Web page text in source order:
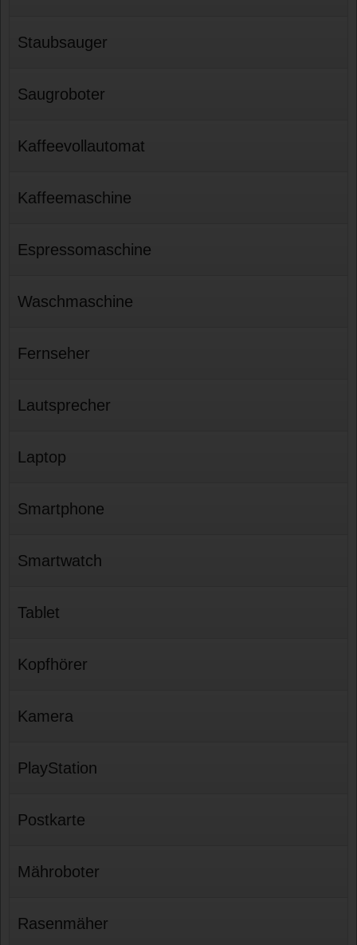
Staubsauger
Saugroboter
Kaffeevollautomat
Kaffeemaschine
Espressomaschine
Waschmaschine
Fernseher
Lautsprecher
Laptop
Smartphone
Smartwatch
Tablet
Kopfhörer
Kamera
PlayStation
Postkarte
Mähroboter
Rasenmäher